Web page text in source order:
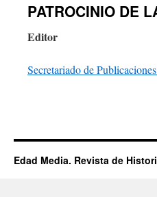
PATROCINIO DE
Editor
Secretariado de
Edad Media. Revista de